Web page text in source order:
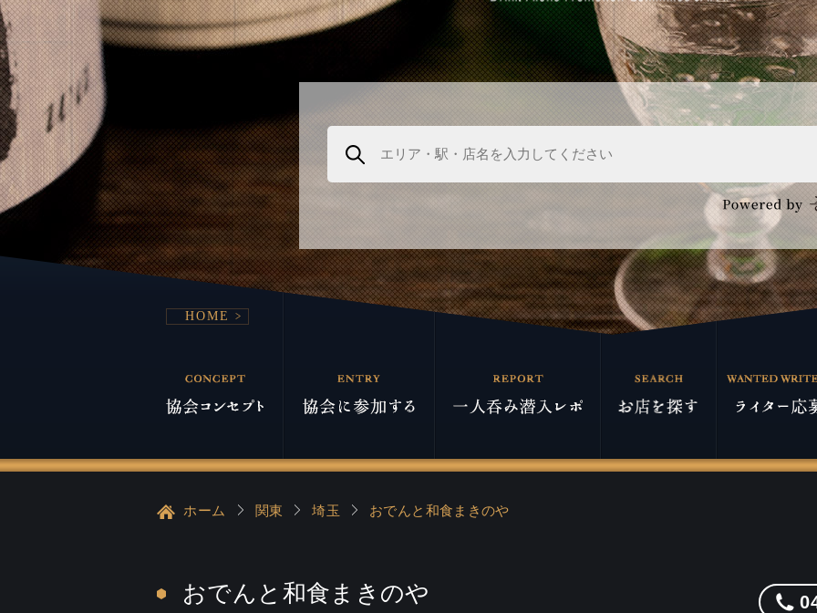
HOME
ホーム 関東 埼玉 おでんと和食まきのや
おでんと和食まきのや